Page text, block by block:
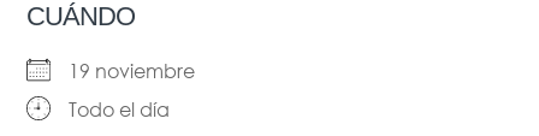
CUÁNDO
19 noviembre
Todo el día